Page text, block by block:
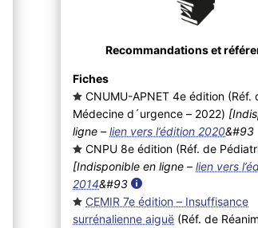
Recommandations et
Fiches
CNUMU-APNET 4e édition (Réf.
Médecine d´urgence – 2022)
ligne –lien vers l’édition 2020&#93
CNPU 8e édition (Réf. de
[Indisponible en ligne –lien vers
2014&#93
CEMIR 7e édition – Insuffisance
surrénalienne aiguë (Réf. de